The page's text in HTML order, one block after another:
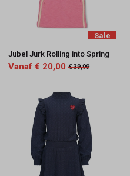
Sale
Jubel Jurk Rolling into Spring
Vanaf € 20,00 € 39,99